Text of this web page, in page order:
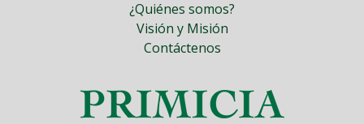
¿Quiénes somos?
Visión y Misión
Contáctenos